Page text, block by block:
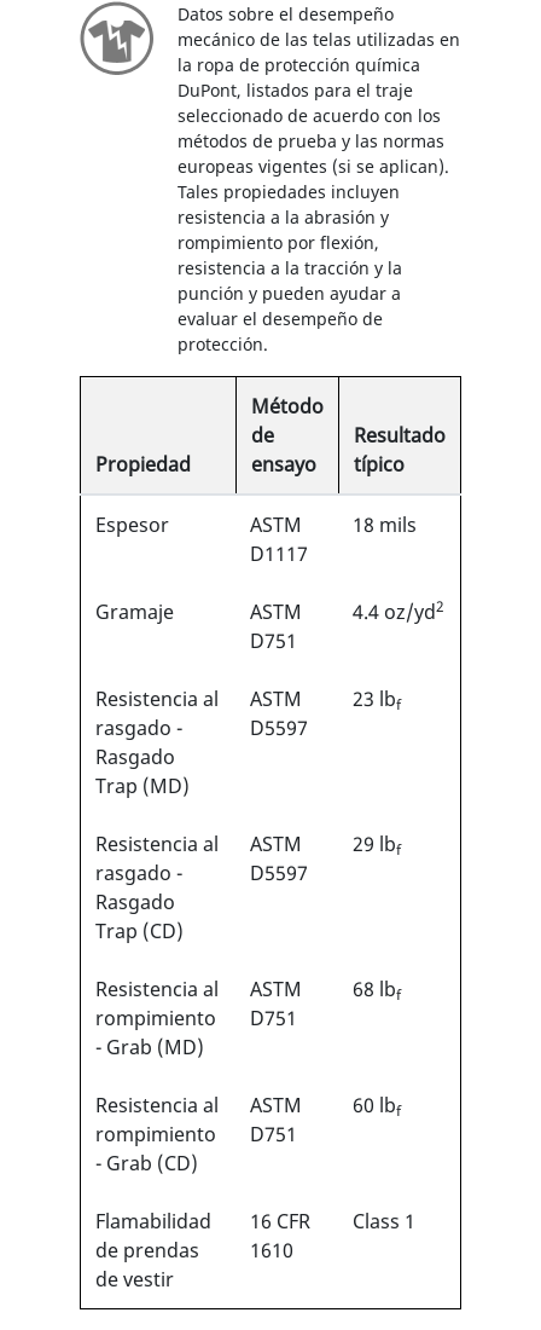
Datos sobre el desempeño
mecánico de las telas utilizadas en
la ropa de protección química
DuPont, listados para el traje
seleccionado de acuerdo con los
métodos de prueba y las normas
europeas vigentes (si se aplican).
Tales propiedades incluyen
resistencia a la abrasión y
rompimiento por flexión,
resistencia a la tracción y la
punción y pueden ayudar a
evaluar el desempeño de
protección.
Propiedad
Método
de
ensayo
Resultado
típico
Espesor
ASTM
D1117
18 mils
Gramaje
ASTM
D751
4.4 oz/yd2
Resistencia al
rasgado -
Rasgado
Trap (MD)
ASTM
D5597
23 lbf
Resistencia al
rasgado -
Rasgado
Trap (CD)
ASTM
D5597
29 lbf
Resistencia al
rompimiento
- Grab (MD)
ASTM
D751
68 lbf
Resistencia al
rompimiento
- Grab (CD)
ASTM
D751
60 lbf
Flamabilidad
de prendas
de vestir
16 CFR
1610
Class 1